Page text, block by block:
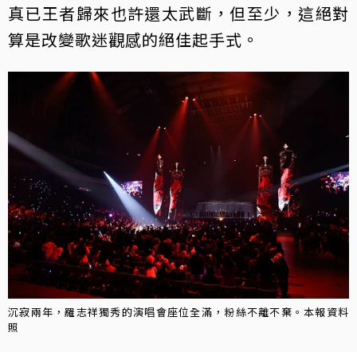
真已王者歸來也許還太武斷，但至少，這絕對
算是改變歌迷觀感的絕佳起手式。
沉寂兩年，羅志祥獨秀的演唱會座位全滿，粉絲不離不棄。本報資料
照